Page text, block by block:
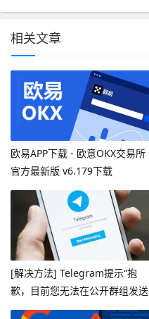
相关文章
欧易APP下载 - 欧意OKX交易所
官方最新版 v6.179下载
[解决方法] Telegram提示“抱
歉，目前您无法在公开群组发送
消息”